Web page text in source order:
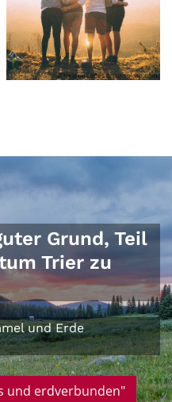
© Helena Lopes on unsplash.com
Grund, Teil
Trier zu
und Erde
und erdverbunden"